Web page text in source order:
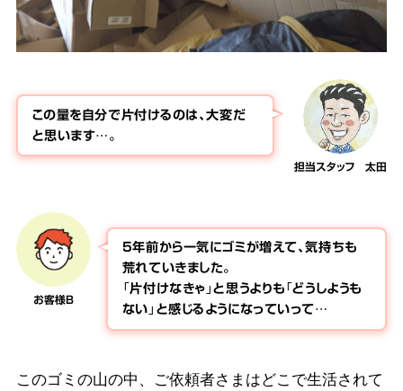
担当スタッフ 太田
この量を自分で片付けるのは、大変だ
と思います…。
お客様B
5年前から一気にゴミが増えて、気持ちも
荒れていきました。
「片付けなきゃ」と思うよりも「どうしようも
ない」と感じるようになっていって…
このゴミの山の中、ご依頼者さまはどこで生活されて